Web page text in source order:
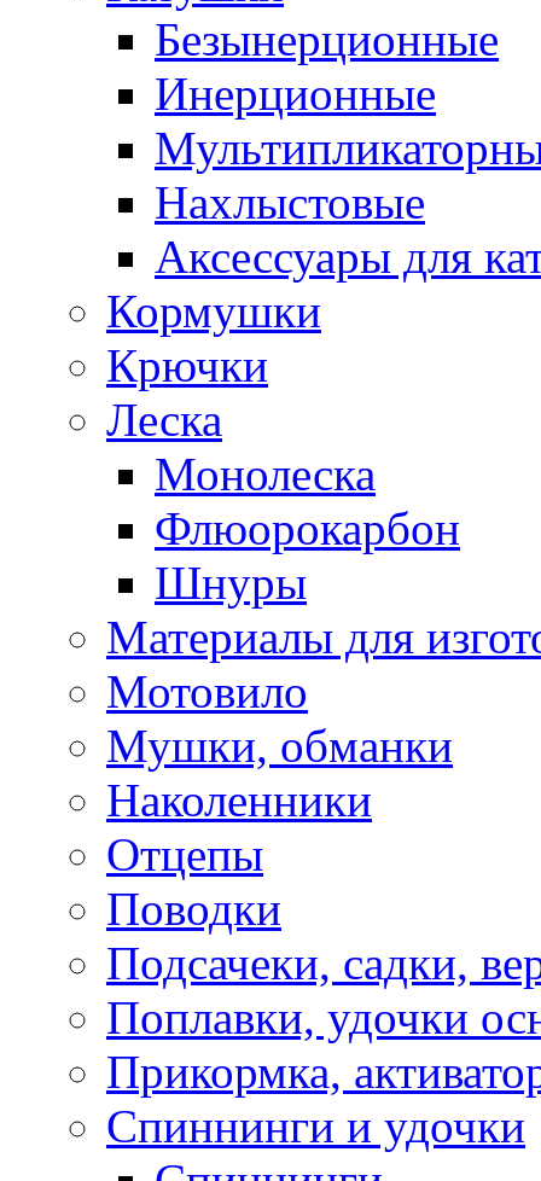
Безынерционные
Инерционные
Нахлыстовые
Аксессуары для
Кормушки
Крючки
Леска
Монолеска
Флюорокарбон
Шнуры
Материалы для
Мотовило
Мушки, обманки
Наколенники
Отцепы
Поводки
Подсачеки, садки,
Поплавки, удочки
Прикормка,
Спиннинги и удочки